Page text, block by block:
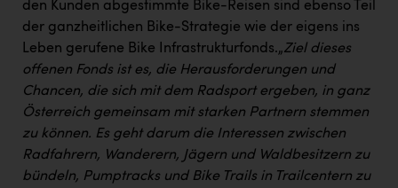
den Kunden abgestimmte Bike-Reisen sind ebenso Teil
der ganzheitlichen Bike-Strategie wie der eigens ins
Leben gerufene Bike Infrastrukturfonds.„Ziel dieses
offenen Fonds ist es, die Herausforderungen und
Chancen, die sich mit dem Radsport ergeben, in ganz
Österreich gemeinsam mit starken Partnern stemmen
zu können. Es geht darum die Interessen zwischen
Radfahrern, Wanderern, Jägern und Waldbesitzern zu
bündeln, Pumptracks und Bike Trails in Trailcentern zu